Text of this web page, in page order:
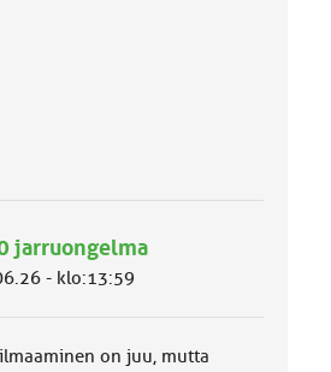
jarruongelma
- klo:13:59
on juu, mutta